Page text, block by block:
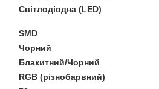
Світлодіодна (LED)
SMD
Чорний
Блакитний/Чорний
RGB (різнобарвний)